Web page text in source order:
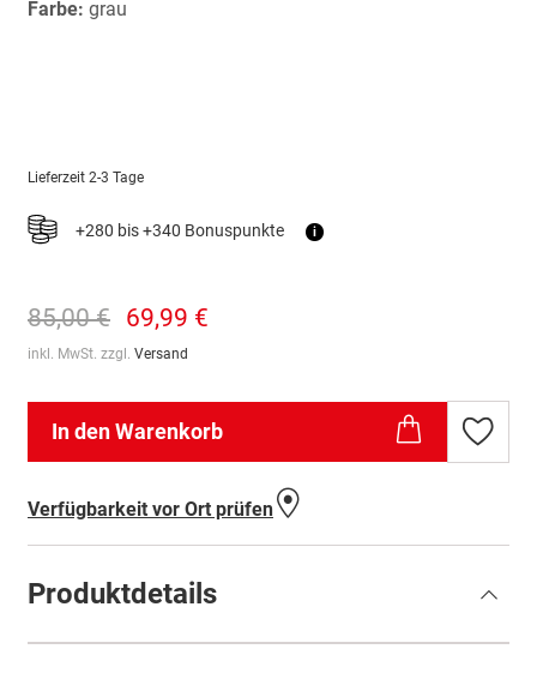
Farbe: grau
Lieferzeit 2-3 Tage
+280 bis +340 Bonuspunkte i
85,00 € 69,99 €
inkl. MwSt. zzgl. Versand
In den Warenkorb
Zur
Verfügbarkeit vor Ort prüfen
Produktdetails